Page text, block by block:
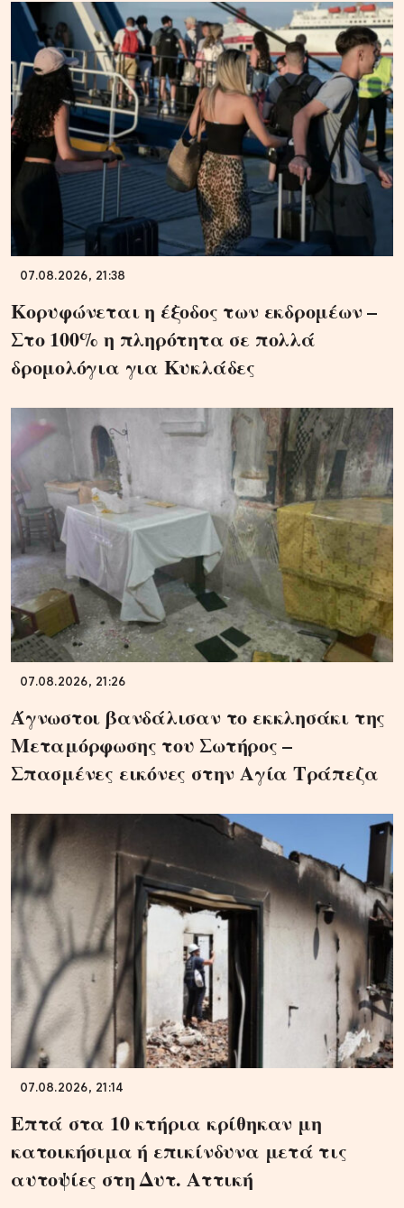
07.08.2026, 21:38
Κορυφώνεται η έξοδος των εκδρομέων –
Στο 100% η πληρότητα σε πολλά
δρομολόγια για Κυκλάδες
07.08.2026, 21:26
Άγνωστοι βανδάλισαν το εκκλησάκι της
Μεταμόρφωσης του Σωτήρος –
Σπασμένες εικόνες στην Αγία Τράπεζα
07.08.2026, 21:14
Επτά στα 10 κτήρια κρίθηκαν μη
κατοικήσιμα ή επικίνδυνα μετά τις
αυτοψίες στη Δυτ. Αττική